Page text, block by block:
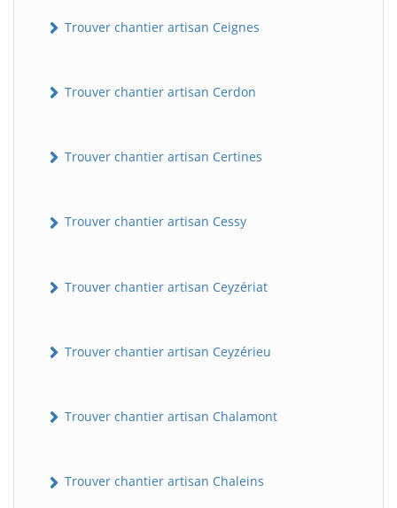
Trouver chantier artisan Ceignes
Trouver chantier artisan Cerdon
Trouver chantier artisan Certines
Trouver chantier artisan Cessy
Trouver chantier artisan Ceyzériat
Trouver chantier artisan Ceyzérieu
Trouver chantier artisan Chalamont
Trouver chantier artisan Chaleins